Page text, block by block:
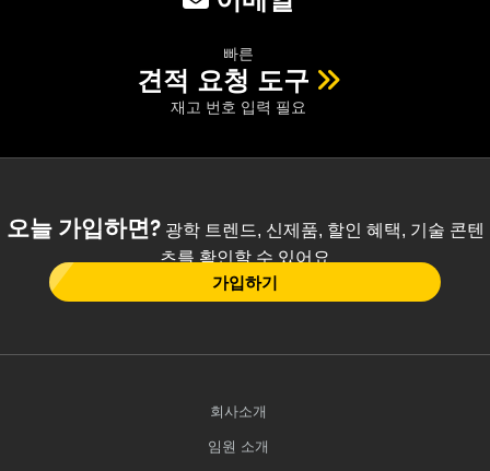
빠른
견적 요청 도구
재고 번호 입력 필요
오늘 가입하면?광학 트렌드, 신제품, 할인 혜택, 기술 콘텐
츠를 확인할 수 있어요
가입하기
회사소개
임원 소개